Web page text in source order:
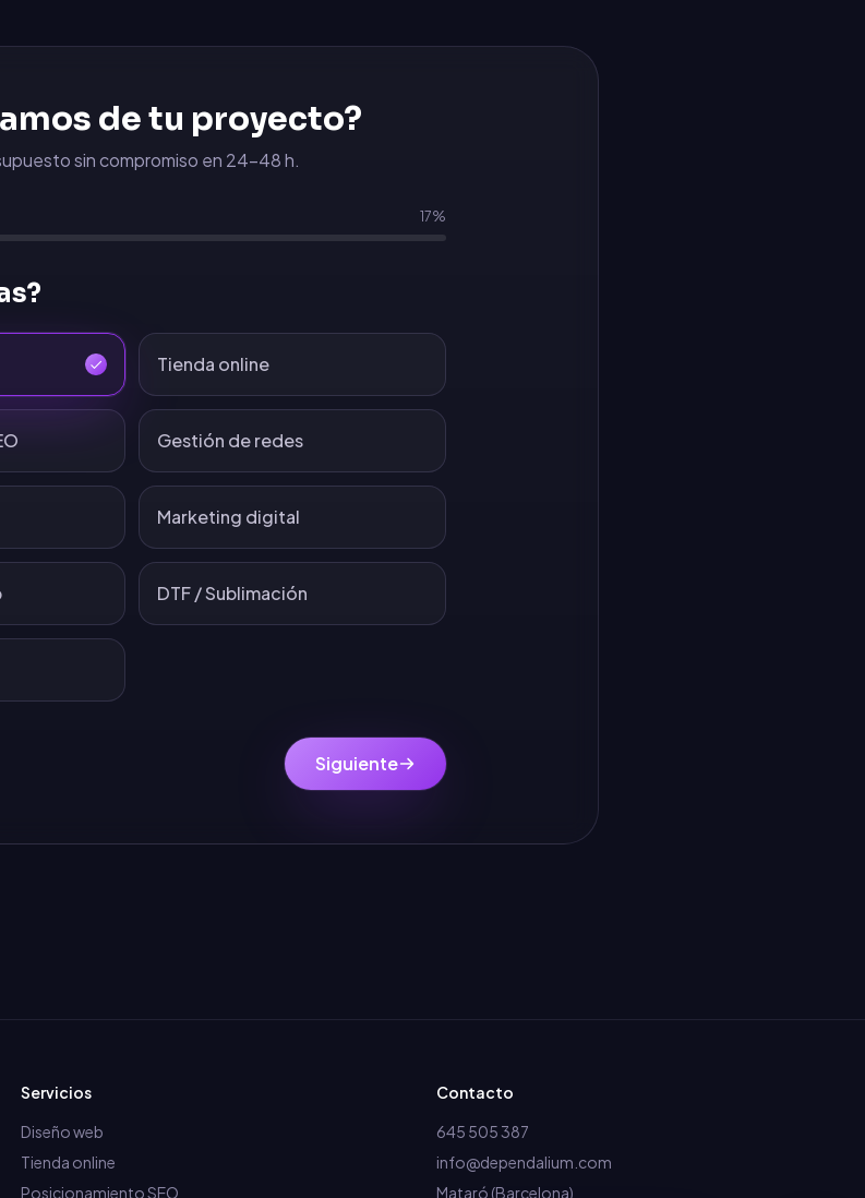
de tu proyecto?
sin compromiso en 24-48 h.
17%
Tienda online
Gestión de redes
Marketing digital
DTF / Sublimación
Siguiente
Servicios
Diseño web
Tienda online
Posicionamiento SEO
Contacto
645 505 387
info@dependalium.com
Mataró (Barcelona)